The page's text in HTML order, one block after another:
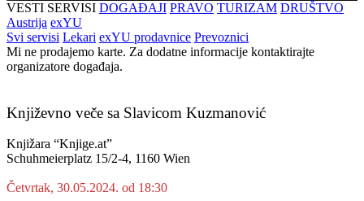
VESTI SERVISI DOGAĐAJI PRAVO TURIZAM DRUŠTVO
Austrija exYU
Svi servisi Lekari exYU prodavnice Prevoznici
Mi ne prodajemo karte. Za dodatne informacije kontaktirajte
organizatore događaja.
Književno veče sa Slavicom Kuzmanović
Knjižara “Knjige.at”
Schuhmeierplatz 15/2-4, 1160 Wien
Četvrtak, 30.05.2024. od 18:30